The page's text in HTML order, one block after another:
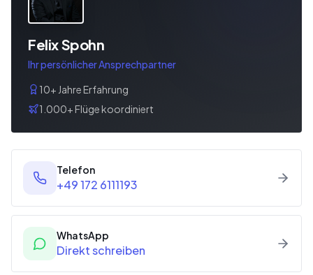
Felix Spohn
Ihr persönlicher Ansprechpartner
10+ Jahre Erfahrung
1.000+ Flüge koordiniert
Telefon
+49 172 6111193
WhatsApp
Direkt schreiben